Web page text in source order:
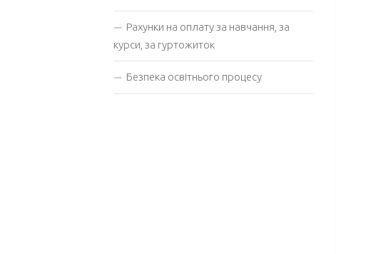
Рахунки на оплату за навчання, за
курси, за гуртожиток
Безпека освітнього процесу